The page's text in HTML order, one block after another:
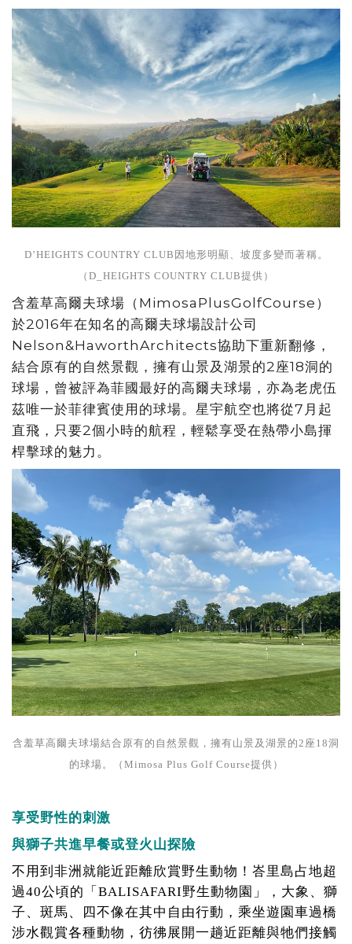
D’HEIGHTS COUNTRY CLUB因地形明顯、坡度多變⽽著稱。
（D_HEIGHTS COUNTRY CLUB提供）
含羞草高爾夫球場（MimosaPlusGolfCourse）
於2016年在知名的高爾夫球場設計公司
Nelson&HaworthArchitects協助下重新翻修，
結合原有的自然景觀，擁有山景及湖景的2座18洞的
球場，曾被評為菲國最好的高爾夫球場，亦為老虎伍
茲唯一於菲律賓使用的球場。星宇航空也將從7月起
直飛，只要2個小時的航程，輕鬆享受在熱帶小島揮
桿擊球的魅力。
含羞草高爾夫球場結合原有的自然景觀，擁有山景及湖景的2座18洞
的球場。（Mimosa Plus Golf Course提供）
享受野性的刺激
與獅子共進早餐或登火山探險
不用到非洲就能近距離欣賞野生動物！峇里島占地超
過40公頃的「BALISAFARI野生動物園」，大象、獅
子、斑馬、四不像在其中自由行動，乘坐遊園車過橋
涉水觀賞各種動物，彷彿展開一趟近距離與牠們接觸